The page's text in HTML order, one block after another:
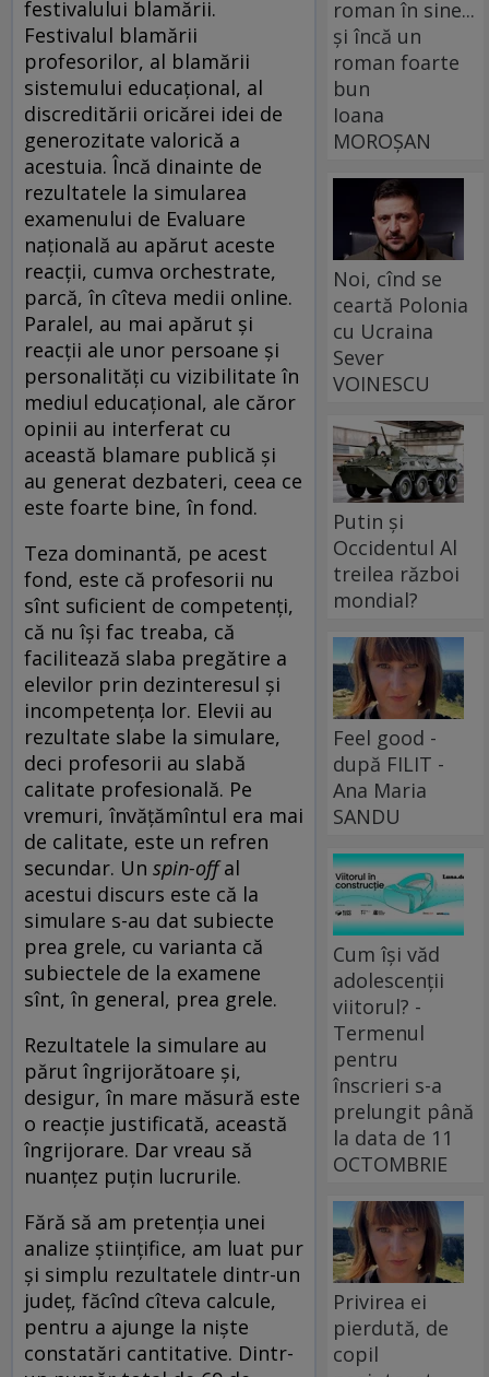
festivalului blamării.
Festivalul blamării
profesorilor, al blamării
sistemului educațional, al
discreditării oricărei idei de
generozitate valorică a
acestuia. Încă dinainte de
rezultatele la simularea
examenului de Evaluare
națională au apărut aceste
reacții, cumva orchestrate,
parcă, în cîteva medii online.
Paralel, au mai apărut și
reacții ale unor persoane și
personalități cu vizibilitate în
mediul educațional, ale căror
opinii au interferat cu
această blamare publică și
au generat dezbateri, ceea ce
este foarte bine, în fond.
Teza dominantă, pe acest
fond, este că profesorii nu
sînt suficient de competenți,
că nu își fac treaba, că
facilitează slaba pregătire a
elevilor prin dezinteresul și
incompetența lor. Elevii au
rezultate slabe la simulare,
deci profesorii au slabă
calitate profesională. Pe
vremuri, învățămîntul era mai
de calitate, este un refren
secundar. Un spin-offal
acestui discurs este că la
simulare s-au dat subiecte
prea grele, cu varianta că
subiectele de la examene
sînt, în general, prea grele.
Rezultatele la simulare au
părut îngrijorătoare și,
desigur, în mare măsură este
o reacție justificată, această
îngrijorare. Dar vreau să
nuanțez puțin lucrurile.
Fără să am pretenția unei
analize științifice, am luat pur
și simplu rezultatele dintr-un
județ, făcînd cîteva calcule,
pentru a ajunge la niște
constatări cantitative. Dintr-
roman în sine...
și încă un
roman foarte
bun
Ioana
MOROȘAN
Noi, cînd se
ceartă Polonia
cu Ucraina
Sever
VOINESCU
Putin și
Occidentul Al
treilea război
mondial?
Feel good -
după FILIT -
Ana Maria
SANDU
Cum își văd
adolescenții
viitorul? -
Termenul
pentru
înscrieri s-a
prelungit până
la data de 11
OCTOMBRIE
Privirea ei
pierdută, de
copil